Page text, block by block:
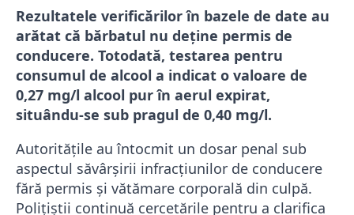
Rezultatele verificărilor în bazele de date au
arătat că bărbatul nu deține permis de
conducere. Totodată, testarea pentru
consumul de alcool a indicat o valoare de
0,27 mg/l alcool pur în aerul expirat,
situându-se sub pragul de 0,40 mg/l.
Autoritățile au întocmit un dosar penal sub
aspectul săvârșirii infracțiunilor de conducere
fără permis și vătămare corporală din culpă.
Polițiștii continuă cercetările pentru a clarifica